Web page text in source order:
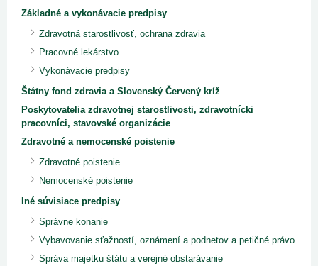
Základné a vykonávacie predpisy
Zdravotná starostlivosť, ochrana zdravia
Pracovné lekárstvo
Vykonávacie predpisy
Štátny fond zdravia a Slovenský Červený kríž
Poskytovatelia zdravotnej starostlivosti, zdravotnícki
pracovníci, stavovské organizácie
Zdravotné a nemocenské poistenie
Zdravotné poistenie
Nemocenské poistenie
Iné súvisiace predpisy
Správne konanie
Vybavovanie sťažností, oznámení a podnetov a petičné právo
Správa majetku štátu a verejné obstarávanie